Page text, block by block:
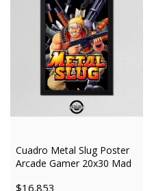
Cuadro Metal Slug Poster
Arcade Gamer 20x30 Mad
$16.853